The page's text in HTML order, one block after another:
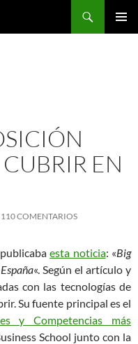
EN
110 COMENTARIOS
publicabaesta noticia: «Big
«. Según el artículo y
con las tecnologías de
Su fuente principal es el
y Competencias más
School junto con la